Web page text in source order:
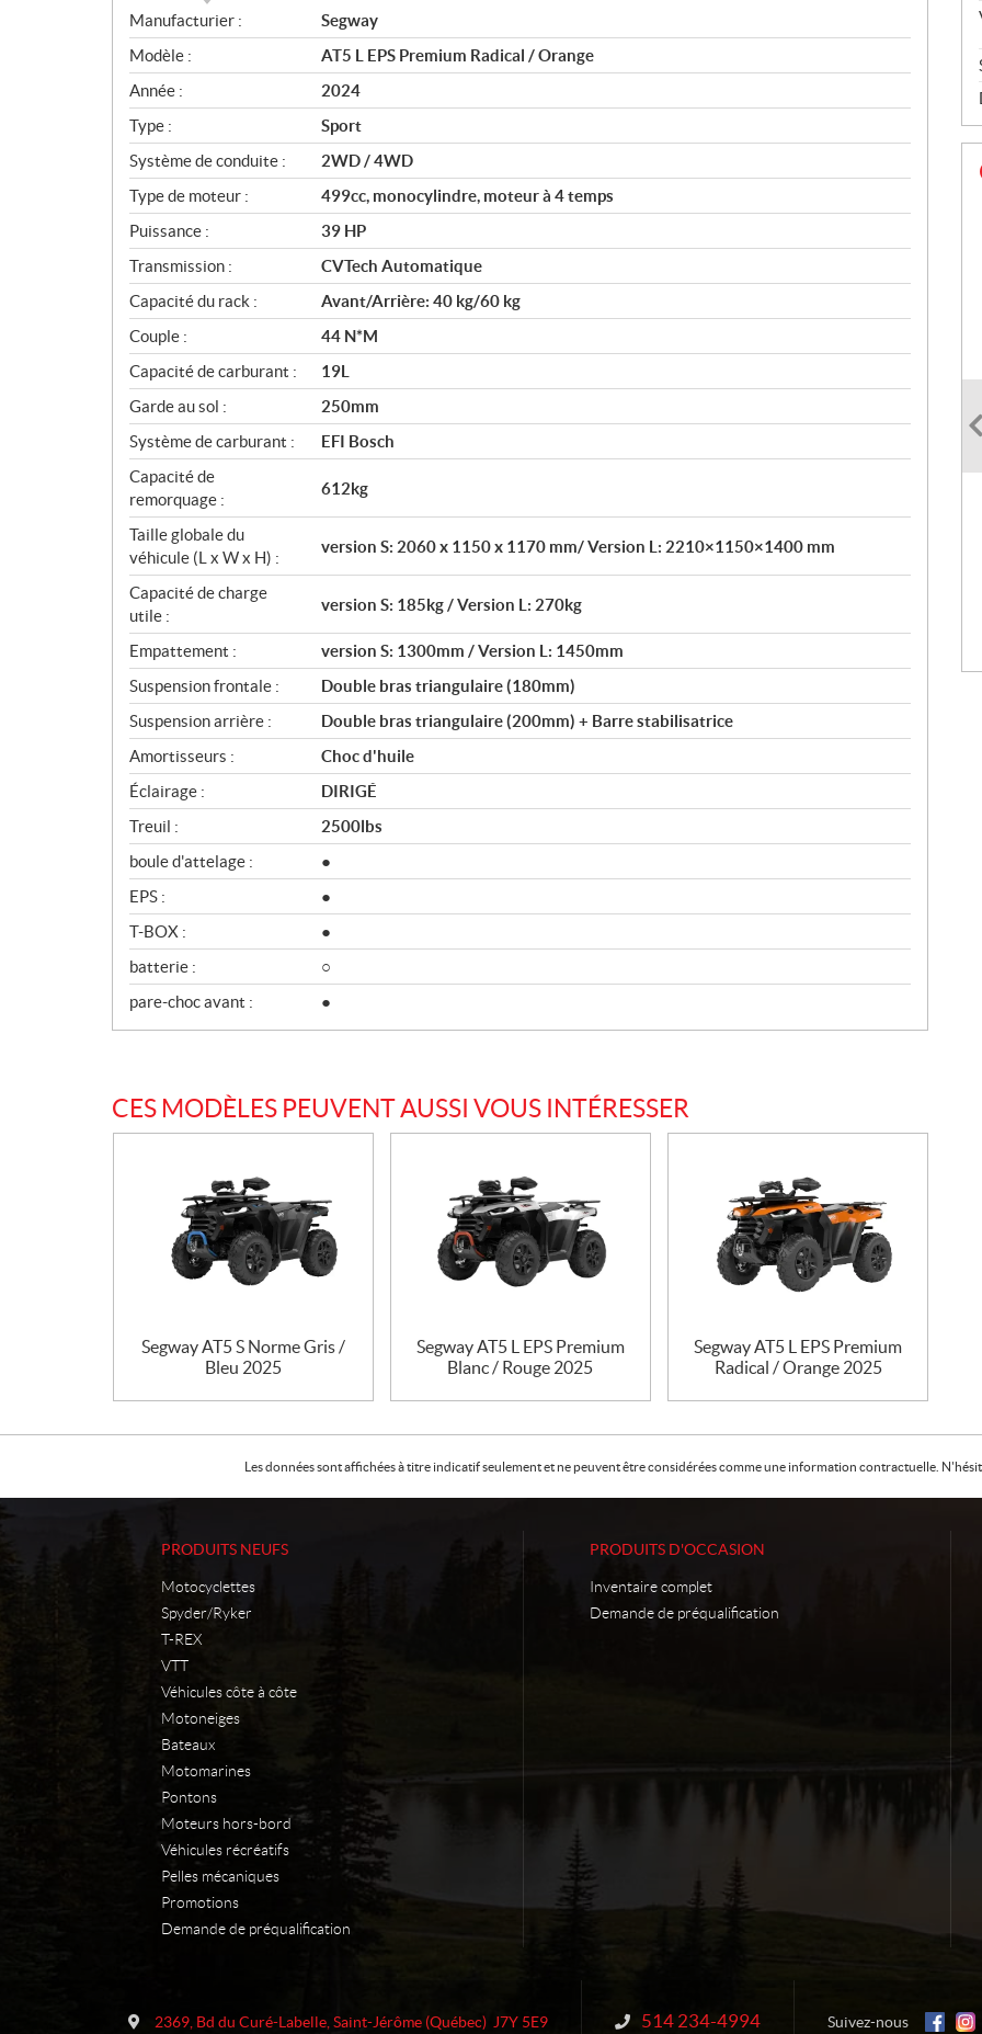
S
p
é
c
i
f
i
c
a
t
i
o
n
s
Manufacturier :
Segway
Modèle :
AT5 L EPS Premium Radical / Orange
Année :
2024
Type :
Sport
Système de conduite :
2WD / 4WD
Type de moteur :
499cc, monocylindre, moteur à 4 temps
Puissance :
39 HP
Transmission :
CVTech Automatique
Capacité du rack :
Avant/Arrière: 40 kg/60 kg
Couple :
44 N*M
Capacité de carburant :
19L
Garde au sol :
250mm
Système de carburant :
EFI Bosch
Capacité de
remorquage :
612kg
Taille globale du
véhicule (L x W x H) :
version S: 2060 x 1150 x 1170 mm/ Version L: 2210×1150×1400 mm
Capacité de charge
utile :
version S: 185kg / Version L: 270kg
Empattement :
version S: 1300mm / Version L: 1450mm
Suspension frontale :
Double bras triangulaire (180mm)
Suspension arrière :
Double bras triangulaire (200mm) + Barre stabilisatrice
Amortisseurs :
Choc d'huile
Éclairage :
DIRIGÉ
Treuil :
2500lbs
boule d'attelage :
●
EPS :
●
T-BOX :
●
batterie :
○
pare-choc avant :
●
CES MODÈLES PEUVENT AUSSI VOUS INTÉRESSER
Segway AT5 S Norme Gris /
Bleu 2025
Segway AT5 L EPS Premium
Blanc / Rouge 2025
Segway AT5 L EPS Premium
Radical / Orange 2025
Les données sont affichées à titre indicatif seulement et ne peuvent être considérées comme une information contractuelle.
PRODUITS NEUFS
Motocyclettes
Spyder/Ryker
T-REX
VTT
Véhicules côte à côte
Motoneiges
Bateaux
Motomarines
Pontons
Moteurs hors-bord
Véhicules récréatifs
Pelles mécaniques
Promotions
Demande de préqualification
PRODUITS D'OCCASION
Inventaire complet
Demande de préqualification
2369, Bd du Curé-Labelle Saint-Jérôme (Québec) J7Y 5E9 Information :
514 234-4994 Suivez-nous